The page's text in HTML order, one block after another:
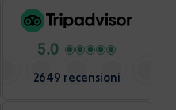
5.0
2649 recensioni